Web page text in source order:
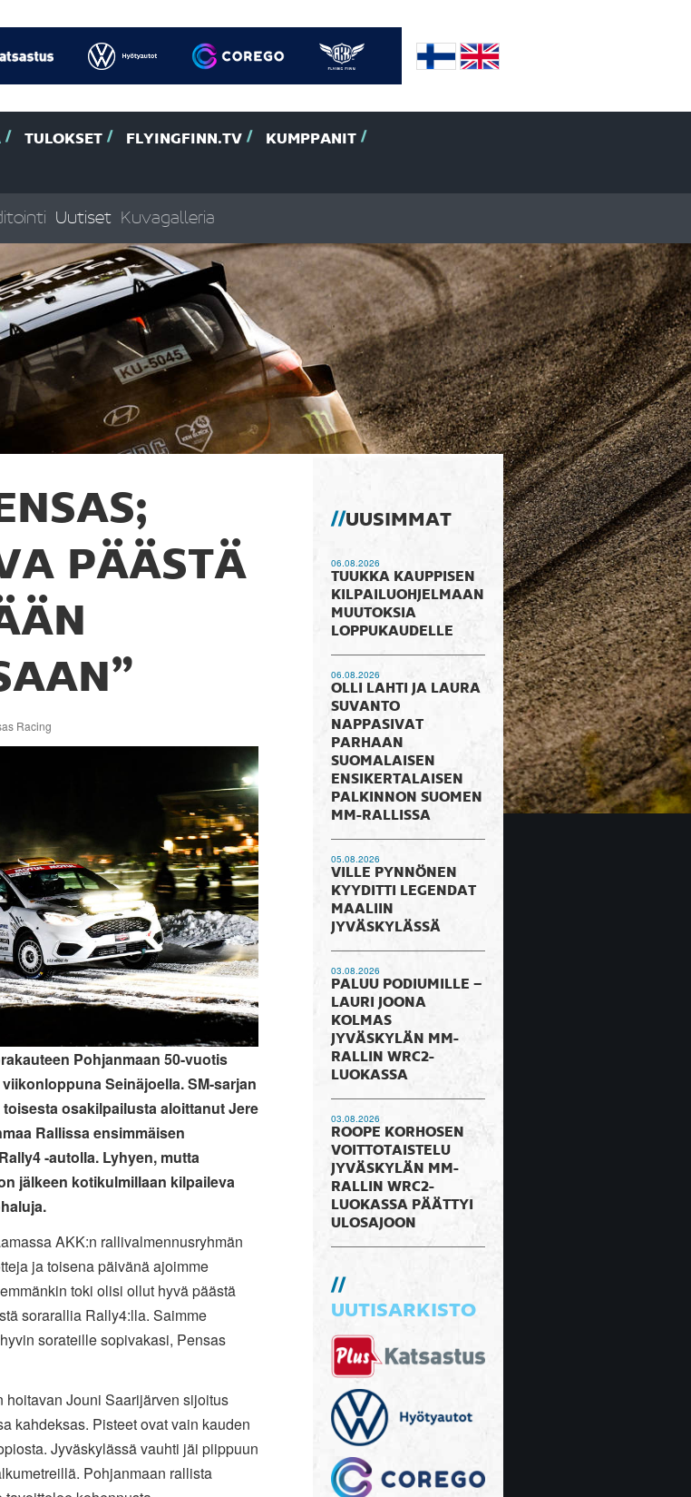
TULOKSET FLYINGFINN.TV
KUMPPANIT
Uutiset Kuvagalleria
PÄÄSTÄ
Racing
Pohjanmaan 50-vuotis
Seinäjoella. SM-sarjan
osakilpailusta aloittanut Jere
Rallissa ensimmäisen
-autolla. Lyhyen, mutta
jälkeen kotikulmillaan kilpaileva
AKK:n rallivalmennusryhmän
ja toisena päivänä ajoimme
toki olisi ollut hyvä päästä
sorarallia Rally4:lla. Saimme
sorateille sopivakasi, Pensas
hoitavan Jouni Saarijärven sijoitus
kahdeksas. Pisteet ovat vain kauden
Jyväskylässä vauhti jäi piippuun
Pohjanmaan rallista
UUSIMMAT
06.08.2026
TUUKKA KAUPPISEN
KILPAILUOHJELMAAN
MUUTOKSIA
LOPPUKAUDELLE
06.08.2026
OLLI LAHTI JA LAURA
SUVANTO
NAPPASIVAT
PARHAAN
SUOMALAISEN
ENSIKERTALAISEN
PALKINNON SUOMEN
MM-RALLISSA
05.08.2026
VILLE PYNNÖNEN
KYYDITTI LEGENDAT
MAALIIN
JYVÄSKYLÄSSÄ
03.08.2026
PALUU PODIUMILLE –
LAURI JOONA
KOLMAS
JYVÄSKYLÄN MM-
RALLIN WRC2-
LUOKASSA
03.08.2026
ROOPE KORHOSEN
VOITTOTAISTELU
JYVÄSKYLÄN MM-
RALLIN WRC2-
LUOKASSA PÄÄTTYI
ULOSAJOON
UUTISARKISTO